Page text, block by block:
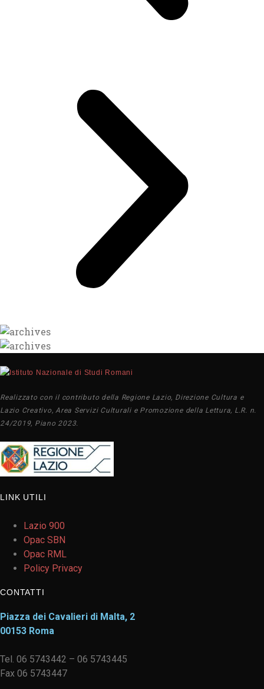
Realizzato con il contributo della Regione Lazio, Direzione Cultura e
Lazio Creativo, Area Servizi Culturali e Promozione della Lettura, L.R. n.
24/2019, Piano 2023.
LINK UTILI
Lazio 900
Opac SBN
Opac RML
Policy Privacy
CONTATTI
Piazza dei Cavalieri di Malta, 2
00153 Roma
Tel. 06 5743442 – 06 5743445
Fax 06 5743447